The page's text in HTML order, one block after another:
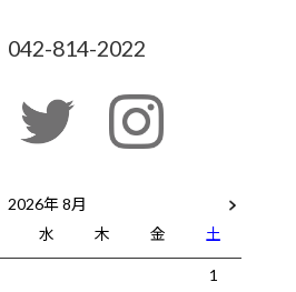
042-814-2022
2026年 8月
水 木 金
土
1